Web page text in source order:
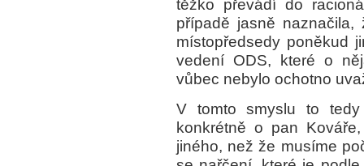
těžko převádí do
případě jasně
místopředsedy poněkud
vedení ODS, které o
vůbec nebylo ochotno
V tomto smyslu to
konkrétně o pan
jiného, než že musíme